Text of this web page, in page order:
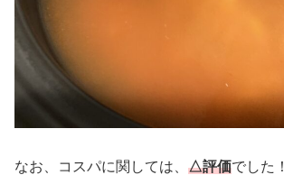
なお、コスパに関しては、 △評価でした！